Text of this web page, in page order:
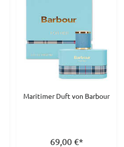
Maritimer Duft von Barbour
69,00€*